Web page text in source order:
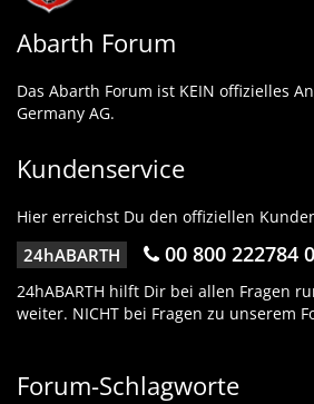
Abarth Forum
Das Abarth Forum ist KEIN offizielles
Germany AG.
Kundenservice
Hier erreichst Du den offiziellen
24hABARTH 00 800 222784
24hABARTH hilft Dir bei allen Fragen
weiter. NICHT bei Fragen zu unserem
Forum-Schlagworte